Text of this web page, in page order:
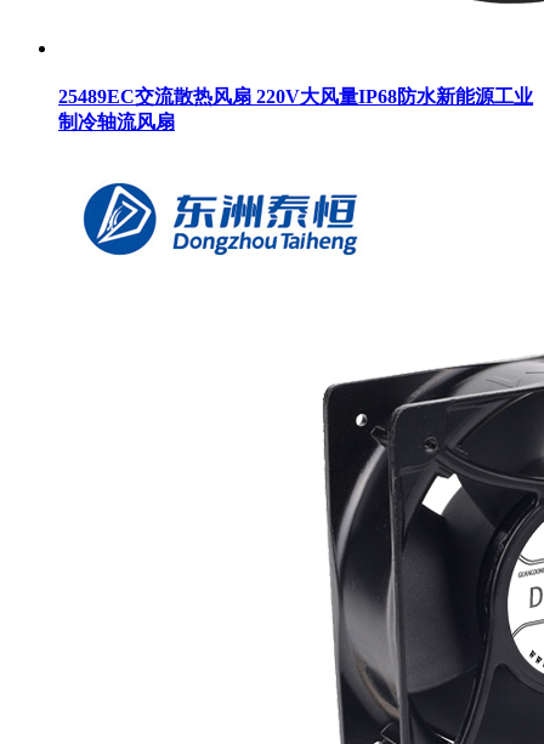
25489EC交流散热风扇 220V大风量IP68防水新能源工业
制冷轴流风扇